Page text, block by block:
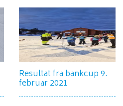
Resultat fra bankcup 9.
februar 2021